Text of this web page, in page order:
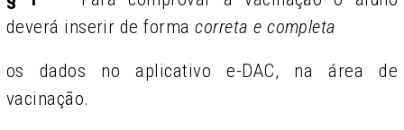
deverá inserir de formacorreta e completa
os dados no aplicativo e-DAC, na área de
vacinação.